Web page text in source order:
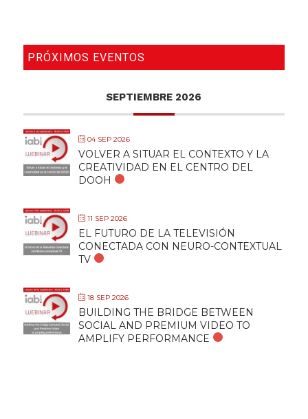
PRÓXIMOS EVENTOS
SEPTIEMBRE 2026
04 SEP 2026
VOLVER A SITUAR EL CONTEXTO Y LA
CREATIVIDAD EN EL CENTRO DEL
DOOH
11 SEP 2026
EL FUTURO DE LA TELEVISIÓN
CONECTADA CON NEURO-CONTEXTUAL
TV
18 SEP 2026
BUILDING THE BRIDGE BETWEEN
SOCIAL AND PREMIUM VIDEO TO
AMPLIFY PERFORMANCE